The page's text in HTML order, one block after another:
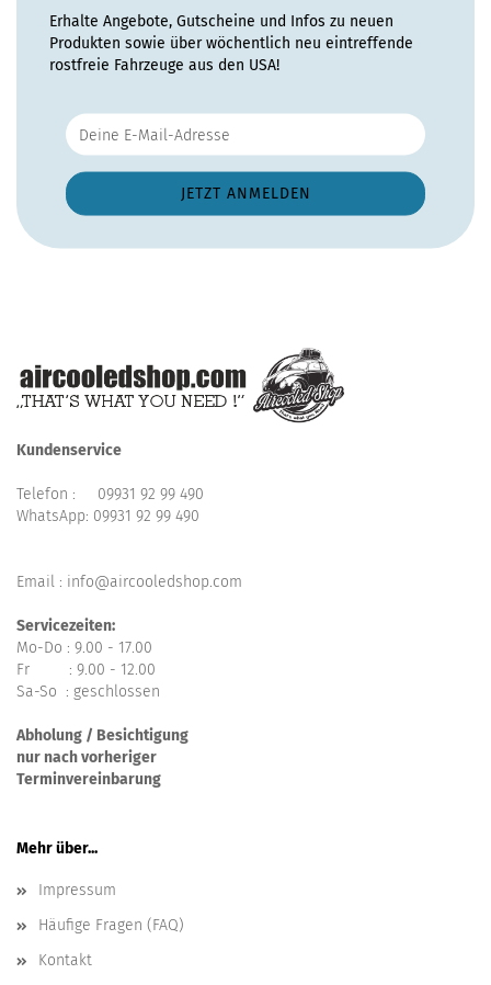
Erhalte Angebote, Gutscheine und Infos zu neuen
Produkten sowie über wöchentlich neu eintreffende
rostfreie Fahrzeuge aus den USA!
Kundenservice
Telefon : 09931 92 99 490
WhatsApp: 09931 92 99 490
Email : info@aircooledshop.com
Servicezeiten:
Mo-Do : 9.00 - 17.00
Fr : 9.00 - 12.00
Sa-So : geschlossen
Abholung / Besichtigung
nur nach vorheriger
Terminvereinbarung
Mehr über...
Impressum
Häufige Fragen (FAQ)
Kontakt